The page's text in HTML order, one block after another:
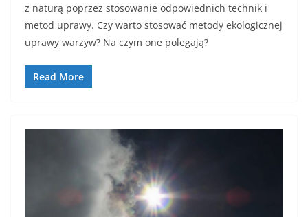
z naturą poprzez stosowanie odpowiednich technik i
metod uprawy. Czy warto stosować metody ekologicznej
uprawy warzyw? Na czym one polegają?
Read More